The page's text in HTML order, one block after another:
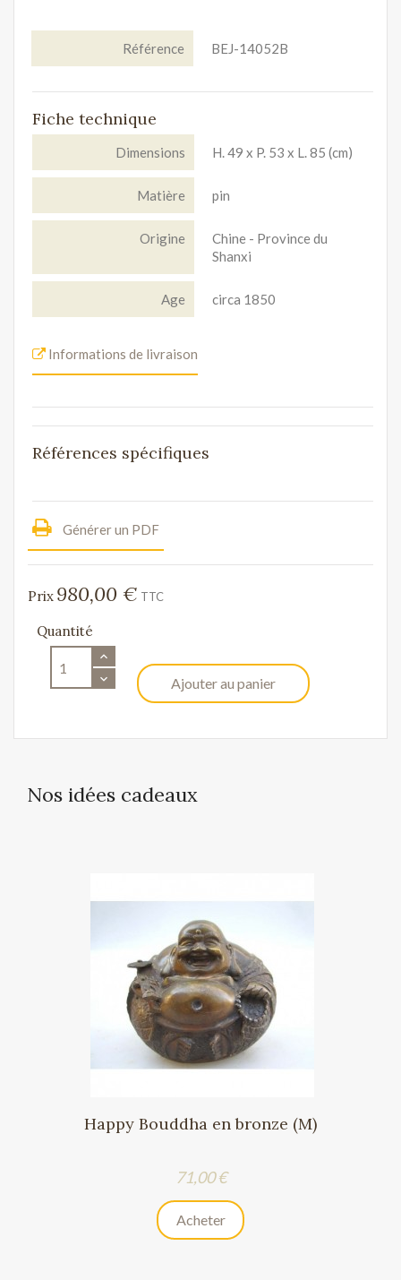
Référence BEJ-14052B
Fiche technique
Dimensions H. 49 x P. 53 x L. 85 (cm)
Matière pin
Origine
Chine - Province du
Shanxi
Age circa 1850
Informations de livraison
Références spécifiques
Générer un PDF
Prix 980,00 € TTC
Quantité
Ajouter au panier
Nos idées cadeaux
Happy Bouddha en bronze (M)
Prix
71,00 €
Acheter